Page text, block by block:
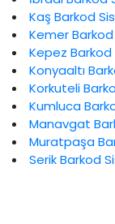
Kaş Barkod
Kemer
Kepez
Konyaaltı
Korkuteli
Kumluca
Manavgat
Muratpaşa
Serik Barkod